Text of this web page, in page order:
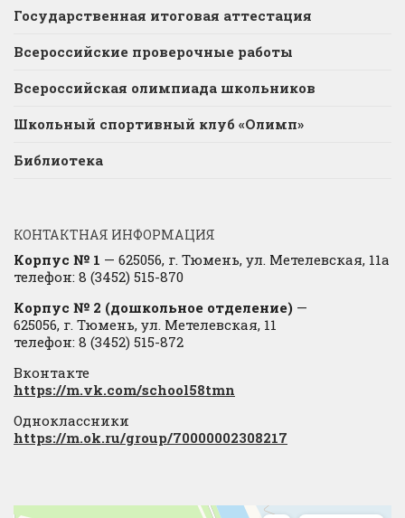
Государственная итоговая аттестация
Всероссийские проверочные работы
Всероссийская олимпиада школьников
Школьный спортивный клуб «Олимп»
Библиотека
КОНТАКТНАЯ ИНФОРМАЦИЯ
Корпус № 1 — 625056, г. Тюмень, ул. Метелевская, 11а
телефон: 8 (3452) 515-870
Корпус № 2 (дошкольное отделение) —
625056, г. Тюмень, ул. Метелевская, 11
телефон: 8 (3452) 515-872
Вконтакте
https://m.vk.com/school58tmn
Одноклассники
https://m.ok.ru/group/70000002308217